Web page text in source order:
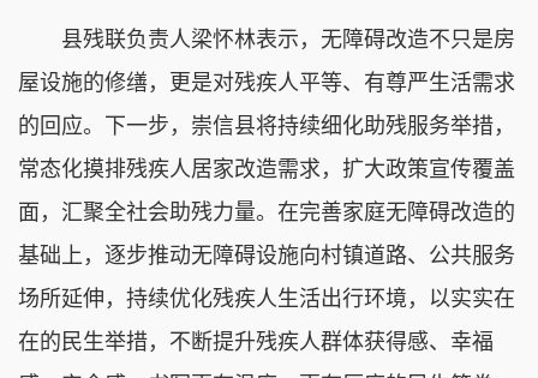
县残联负责人梁怀林表示，无障碍改造不只是房
屋设施的修缮，更是对残疾人平等、有尊严生活需求
的回应。下一步，崇信县将持续细化助残服务举措，
常态化摸排残疾人居家改造需求，扩大政策宣传覆盖
面，汇聚全社会助残力量。在完善家庭无障碍改造的
基础上，逐步推动无障碍设施向村镇道路、公共服务
场所延伸，持续优化残疾人生活出行环境，以实实在
在的民生举措，不断提升残疾人群体获得感、幸福